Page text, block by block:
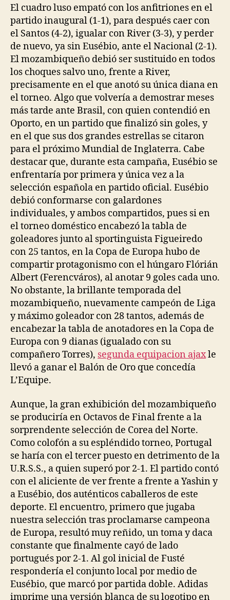
El cuadro luso empató con los anfitriones en el
partido inaugural (1-1), para después caer con
el Santos (4-2), igualar con River (3-3), y perder
de nuevo, ya sin Eusébio, ante el Nacional (2-1).
El mozambiqueño debió ser sustituido en todos
los choques salvo uno, frente a River,
precisamente en el que anotó su única diana en
el torneo. Algo que volvería a demostrar meses
más tarde ante Brasil, con quien contendió en
Oporto, en un partido que finalizó sin goles, y
en el que sus dos grandes estrellas se citaron
para el próximo Mundial de Inglaterra. Cabe
destacar que, durante esta campaña, Eusébio se
enfrentaría por primera y única vez a la
selección española en partido oficial. Eusébio
debió conformarse con galardones
individuales, y ambos compartidos, pues si en
el torneo doméstico encabezó la tabla de
goleadores junto al sportinguista Figueiredo
con 25 tantos, en la Copa de Europa hubo de
compartir protagonismo con el húngaro Flórián
Albert (Ferencváros), al anotar 9 goles cada uno.
No obstante, la brillante temporada del
mozambiqueño, nuevamente campeón de Liga
y máximo goleador con 28 tantos, además de
encabezar la tabla de anotadores en la Copa de
Europa con 9 dianas (igualado con su
compañero Torres), segunda equipacion ajaxle
llevó a ganar el Balón de Oro que concedía
L’Equipe.
Aunque, la gran exhibición del mozambiqueño
se produciría en Octavos de Final frente a la
sorprendente selección de Corea del Norte.
Como colofón a su espléndido torneo, Portugal
se haría con el tercer puesto en detrimento de la
U.R.S.S., a quien superó por 2-1. El partido contó
con el aliciente de ver frente a frente a Yashin y
a Eusébio, dos auténticos caballeros de este
deporte. El encuentro, primero que jugaba
nuestra selección tras proclamarse campeona
de Europa, resultó muy reñido, un toma y daca
constante que finalmente cayó de lado
portugués por 2-1. Al gol inicial de Fusté
respondería el conjunto local por medio de
Eusébio, que marcó por partida doble. Adidas
imprime una versión blanca de su logotipo en